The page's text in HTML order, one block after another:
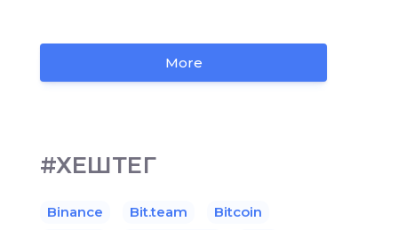
More
#ХЕШТЕГ
Binance Bit.team
Bitcoin